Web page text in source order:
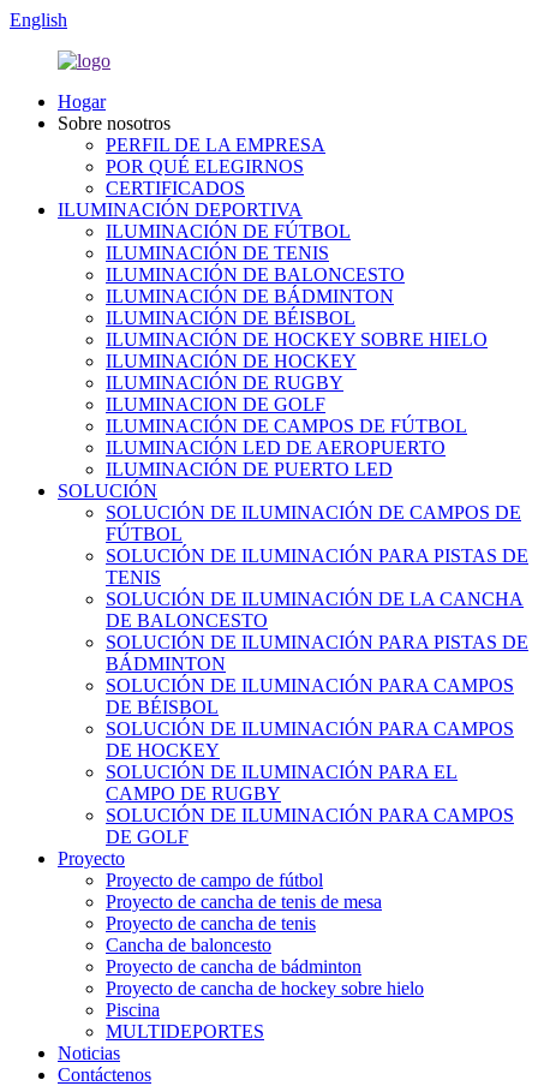
English
Hogar
Sobre nosotros
PERFIL DE LA EMPRESA
POR QUÉ ELEGIRNOS
CERTIFICADOS
ILUMINACIÓN DEPORTIVA
ILUMINACIÓN DE FÚTBOL
ILUMINACIÓN DE TENIS
ILUMINACIÓN DE BALONCESTO
ILUMINACIÓN DE BÁDMINTON
ILUMINACIÓN DE BÉISBOL
ILUMINACIÓN DE HOCKEY SOBRE HIELO
ILUMINACIÓN DE HOCKEY
ILUMINACIÓN DE RUGBY
ILUMINACION DE GOLF
ILUMINACIÓN DE CAMPOS DE FÚTBOL
ILUMINACIÓN LED DE AEROPUERTO
ILUMINACIÓN DE PUERTO LED
SOLUCIÓN
SOLUCIÓN DE ILUMINACIÓN DE CAMPOS DE
FÚTBOL
SOLUCIÓN DE ILUMINACIÓN PARA PISTAS DE
TENIS
SOLUCIÓN DE ILUMINACIÓN DE LA CANCHA
DE BALONCESTO
SOLUCIÓN DE ILUMINACIÓN PARA PISTAS DE
BÁDMINTON
SOLUCIÓN DE ILUMINACIÓN PARA CAMPOS
DE BÉISBOL
SOLUCIÓN DE ILUMINACIÓN PARA CAMPOS
DE HOCKEY
SOLUCIÓN DE ILUMINACIÓN PARA EL
CAMPO DE RUGBY
SOLUCIÓN DE ILUMINACIÓN PARA CAMPOS
DE GOLF
Proyecto
Proyecto de campo de fútbol
Proyecto de cancha de tenis de mesa
Proyecto de cancha de tenis
Cancha de baloncesto
Proyecto de cancha de bádminton
Proyecto de cancha de hockey sobre hielo
Piscina
MULTIDEPORTES
Noticias
Contáctenos